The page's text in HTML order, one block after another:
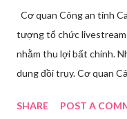
Cơ quan Công an tỉnh
tượng tổ chức
nhằm thu lợi bất chính.
dung đồi trụy. Cơ quan
tạm giam đối với Triệu
SHARE POST A